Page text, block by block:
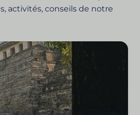
activités, conseils de notre